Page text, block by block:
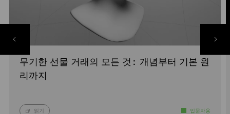
무기한 선물 거래의 모든 것: 개념부터 기본 원
리까지
읽기 입문자용